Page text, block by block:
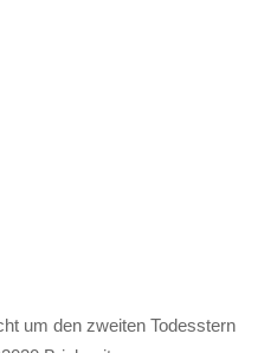
um den zweiten Todesstern